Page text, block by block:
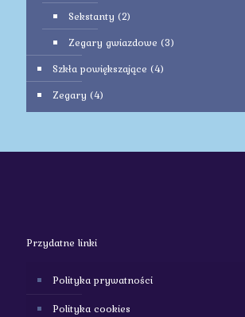
Sekstanty (2)
Zegary gwiazdowe (3)
Szkła powiększające (4)
Zegary (4)
Przydatne linki
Polityka prywatności
Polityka cookies